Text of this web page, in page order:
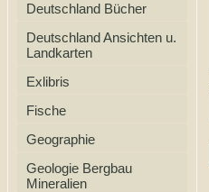
Deutschland Bücher
Deutschland Ansichten u.
Landkarten
Exlibris
Fische
Geographie
Geologie Bergbau
Mineralien